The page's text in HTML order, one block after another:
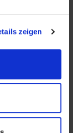
zeigen